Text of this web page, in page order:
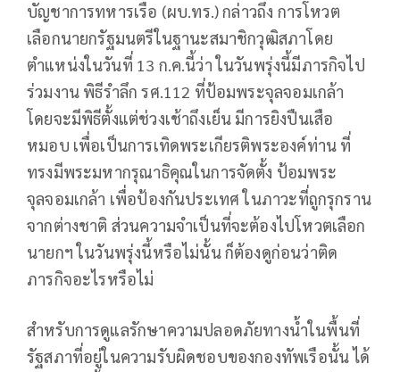
บัญชาการทหารเรือ (ผบ.ทร.) กล่าวถึง การโหวต
เลือกนายกรัฐมนตรีในฐานะสมาชิกวุฒิสภาโดย
ตำแหน่งในวันที่ 13 ก.ค.นี้ว่า ในวันพรุ่งนี้มีภารกิจไป
ร่วมงาน พิธีรำลึก รศ.112 ที่ป้อมพระจุลจอมเกล้า
โดยจะมีพิธีตั้งแต่ช่วงเช้าถึงเย็น มีการยิงปืนเสือ
หมอบ เพื่อเป็นการเทิดพระเกียรติพระองค์ท่าน ที่
ทรงมีพระมหากรุณาธิคุณในการจัดตั้ง ป้อมพระ
จุลจอมเกล้า เพื่อป้องกันประเทศ ในภาวะที่ถูกรุกราน
จากต่างชาติ ส่วนความจำเป็นที่จะต้องไปโหวตเลือก
นายกฯ ในวันพรุ่งนี้หรือไม่นั้น ก็ต้องดูก่อนว่าติด
ภารกิจอะไรหรือไม่
สำหรับการดูแลรักษาความปลอดภัยทางน้ำในพื้นที่
รัฐสภาที่อยู่ในความรับผิดชอบของกองทัพเรือนั้น ได้